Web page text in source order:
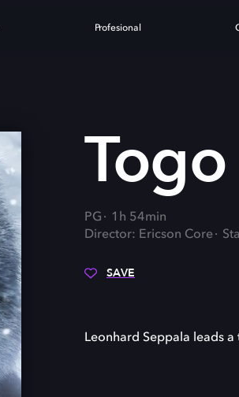
Profesional
Togo
PG
1h 54min
Director: Ericson Core
SAVE
Leonhard Seppala leads